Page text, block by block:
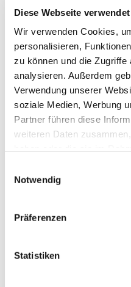
Diese Webseite
Wir verwenden Cookies,
personalisieren,
zu können und die
analysieren. Außerdem
Verwendung unserer
soziale Medien, Werbung
Partner führen diese
weiteren Daten
Notwendig
Präferenzen
Statistiken
Bastfelder Weg
Paderborn
Irmgard Dreyer-
Kontakt: Irmgard